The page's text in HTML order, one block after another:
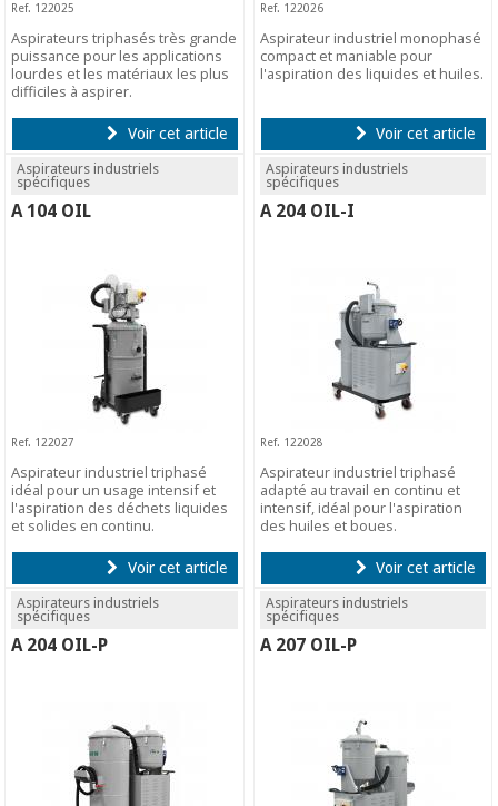
Ref. 122025
Aspirateurs triphasés très grande
puissance pour les applications
lourdes et les matériaux les plus
difficiles à aspirer.
Voir cet article
Ref. 122026
Aspirateur industriel monophasé
compact et maniable pour
l'aspiration des liquides et huiles.
Voir cet article
Aspirateurs industriels
spécifiques
A 104 OIL
Ref. 122027
Aspirateur industriel triphasé
idéal pour un usage intensif et
l'aspiration des déchets liquides
et solides en continu.
Voir cet article
Aspirateurs industriels
spécifiques
A 204 OIL-I
Ref. 122028
Aspirateur industriel triphasé
adapté au travail en continu et
intensif, idéal pour l'aspiration
des huiles et boues.
Voir cet article
Aspirateurs industriels
spécifiques
A 204 OIL-P
Aspirateurs industriels
spécifiques
A 207 OIL-P